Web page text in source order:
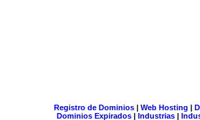
Registro de Dominios| Web Hosting |
Dominios Expirados | Industrias |